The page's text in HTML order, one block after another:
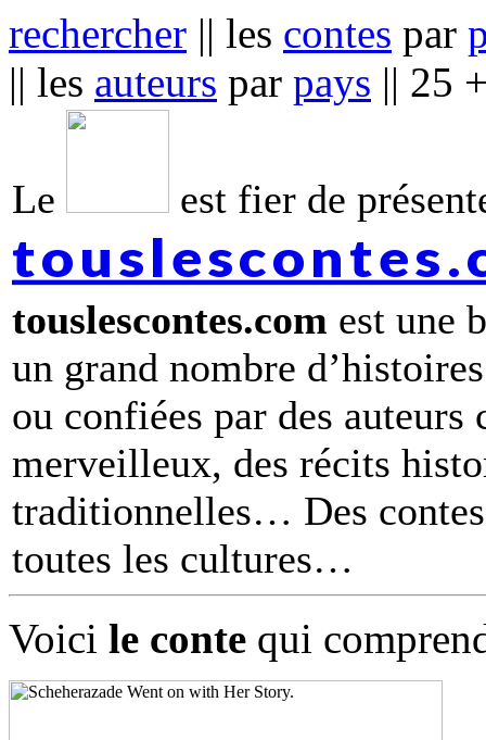
rechercher || les contes par
|| les auteurs par pays || 25
Le est fier de
touslescontes.com est une
un grand nombre
ou confiées par des
merveilleux, des récits
traditionnelles… Des
toutes les cultures
Voici le conte qui